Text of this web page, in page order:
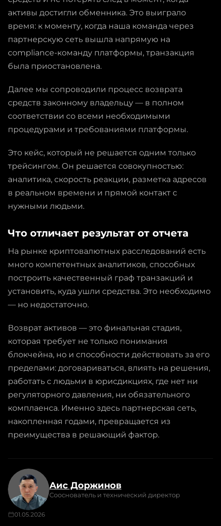
активы достигли обменника. Это выиграло
время: к моменту, когда наша команда через
партнерскую сеть вышла напрямую на
compliance-команду платформы, транзакция
была приостановлена.
Далее мы сопроводили процесс возврата
средств законному владельцу — в полном
соответствии со всеми необходимыми
процедурами и требованиями платформы.
Это кейс, который не решается одним только
трейсингом. Он решается совокупностью:
аналитика, скорость реакции, разметка адресов
в реальном времени и прямой контакт с
нужными людьми.
Что отличает результат от отчета
На рынке криптовалютных расследований есть
много компетентных аналитиков, способных
построить качественный граф транзакций и
установить, куда ушли средства. Это необходимо
— но недостаточно.
Возврат активов — это финальная стадия,
которая требует не только понимания
блокчейна, но и способности действовать за его
пределами: договариваться, влиять на решения,
работать с людьми в юрисдикциях, где нет ни
регуляторного давления, ни обязательного
комплаенса. Именно здесь партнерская сеть,
накопленная годами, превращается из
преимущества в решающий фактор.
Аис Доржинов
Сооснователь и технический директор
01.05.2026